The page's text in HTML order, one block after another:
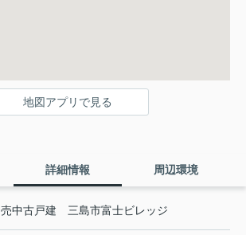
地図アプリで見る
詳細情報 周辺環境
売中古戸建 三島市富士ビレッジ